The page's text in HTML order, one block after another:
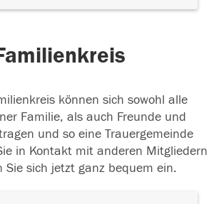
können sich sowohl alle
Familie, als auch Freunde und
und so eine Trauergemeinde
in Kontakt mit anderen Mitgliedern
Sie sich jetzt ganz bequem ein.